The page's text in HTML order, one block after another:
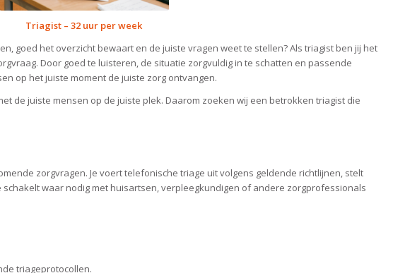
Triagist – 32 uur per week
goed het overzicht bewaart en de juiste vragen weet te stellen? Als triagist ben jij het
Door goed te luisteren, de situatie zorgvuldig in te schatten en passende
op het juiste moment de juiste zorg ontvangen.
de juiste mensen op de juiste plek. Daarom zoeken wij een betrokken triagist die
zorgvragen. Je voert telefonische triage uit volgens geldende richtlijnen, stelt
schakelt waar nodig met huisartsen, verpleegkundigen of andere zorgprofessionals
triageprotocollen.